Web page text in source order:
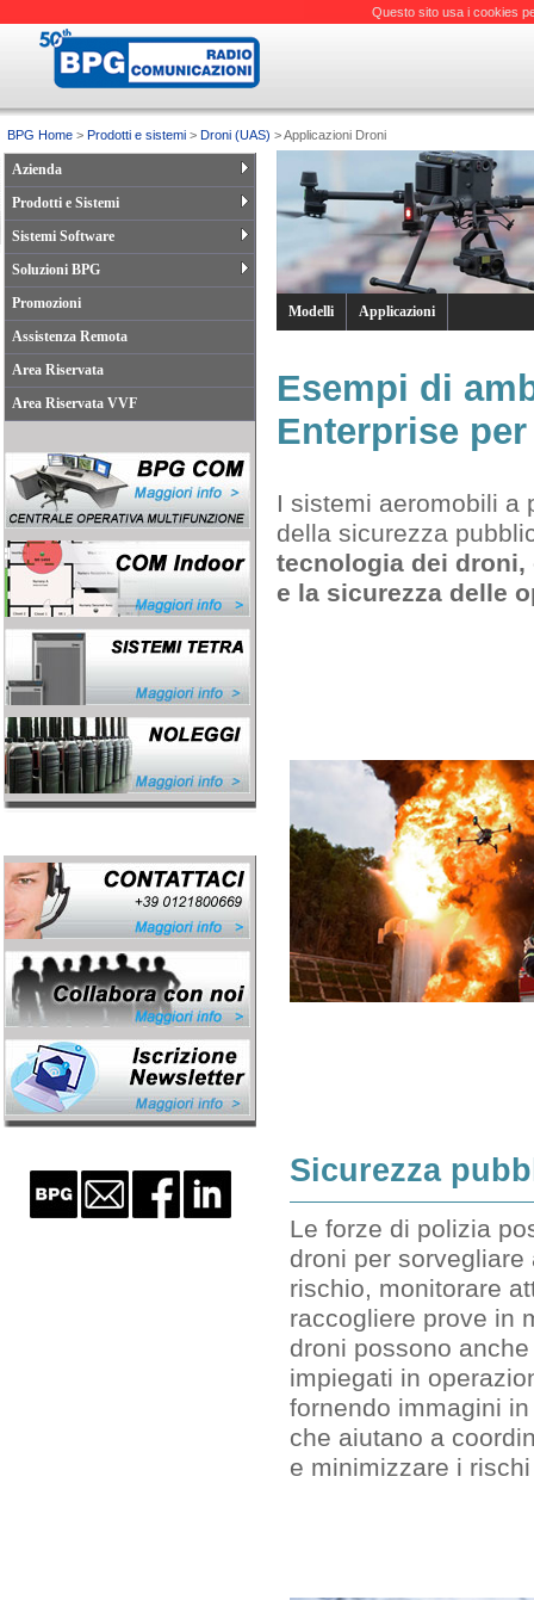
BPG Home > Prodotti e sistemi > Droni (UAS) > Applicazioni Droni
Azienda
Prodotti e Sistemi
Sistemi Software
Soluzioni BPG
Promozioni
Assistenza Remota
Area Riservata
Area Riservata VVF
Modelli Applicazioni
Esempi di
Enterprise
I sistemi aeromobili a
della sicurezza
tecnologia dei
e la sicurezza delle
Sicurezza
Le forze di polizia
droni per sorvegliare
rischio, monitorare
raccogliere prove in
droni possono
impiegati in
fornendo immagini
che aiutano a
e minimizzare i
Questo sito usa i cookies